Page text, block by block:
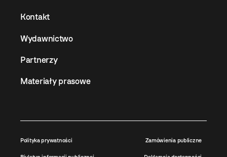
Kontakt
Wydawnictwo
Partnerzy
Materiały prasowe
Polityka prywatności Zamówienia publiczne